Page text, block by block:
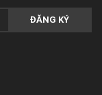
ĐĂNG KÝ